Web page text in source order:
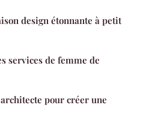
design étonnante à petit
services de femme de
pour créer une